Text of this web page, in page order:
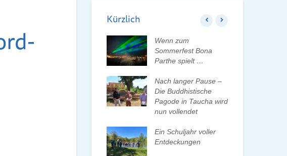
Kürzlich
Zukunft der Tauchaer
Wenn zum
Sommerfest Bona
Parthe spielt …
Nach langer Pause –
Die Buddhistische
Pagode in Taucha wird
nun vollendet
Ein Schuljahr voller
Entdeckungen